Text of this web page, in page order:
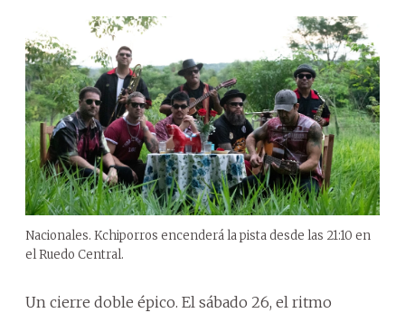
Nacionales. Kchiporros encenderá la pista desde las 21:10 en
el Ruedo Central.
Un cierre doble épico. El sábado 26, el ritmo